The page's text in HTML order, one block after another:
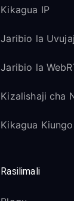
Kikagua IP
Jaribio la
Jaribio la
Kizalishaji cha
Kikagua Kiungo
Rasilimali